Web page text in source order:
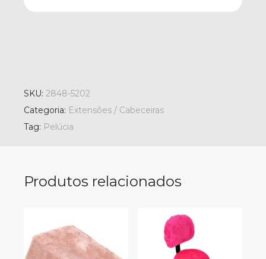
SKU: 2848-5202
Categoria: Extensões / Cabeceiras
Tag: Pelúcia
Produtos relacionados